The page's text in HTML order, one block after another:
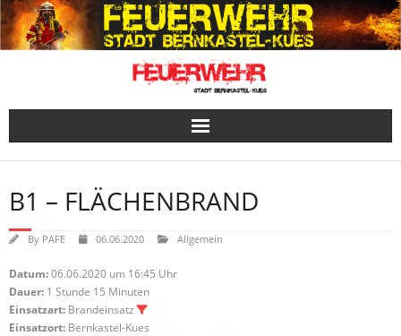
Skip
to
content
B1 – FLÄCHENBRAND
By PAFE 06.06.2020 Allgemein
Datum:06.06.2020 um 16:45 Uhr
Dauer: 1 Stunde 15 Minuten
Einsatzart: Brandeinsatz
Einsatzort: Bernkastel-Kues